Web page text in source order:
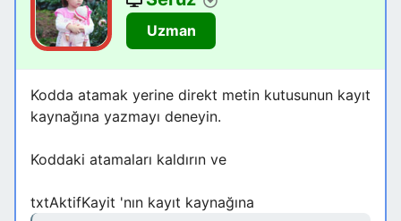
Uzman
Kodda atamak yerine direkt metin kutusunun kayıt
kaynağına yazmayı deneyin.
Koddaki atamaları kaldırın ve
txtAktifKayit 'nın kayıt kaynağına